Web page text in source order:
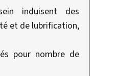
induisent des
et de lubrification,
pour nombre de